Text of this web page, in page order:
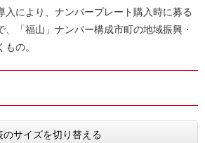
入により、ナンバープレート購入時に募る
、「福山」ナンバー構成市町の地域振興・
の。
のサイズを切り替える